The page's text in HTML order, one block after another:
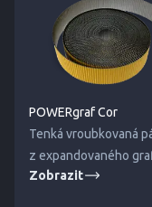
POWERgraf Cor
Tenká vroubkovaná
z expandovaného
Zobrazit